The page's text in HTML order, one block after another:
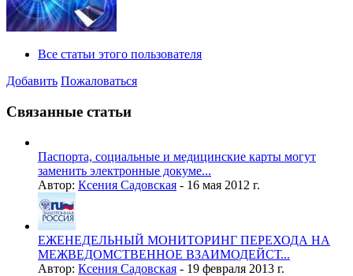
Все статьи этого пользователя
Добавить Пожаловаться
Связанные статьи
Паспорта, социальные и медицинские карты могут
заменить электронные докуме...
Автор: Ксения Садовская - 16 мая 2012 г.
ЕЖЕНЕДЕЛЬНЫЙ МОНИТОРИНГ ПЕРЕХОДА НА
МЕЖВЕДОМСТВЕННОЕ ВЗАИМОДЕЙСТ...
Автор: Ксения Садовская - 19 февраля 2013 г.